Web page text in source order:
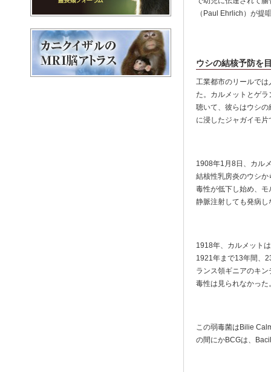
（Paul Ehrlich）が提
ウシの結核予防を
工業都市のリールで
た。カルメットとゲ
聴いて、彼らはウシ
に浸したジャガイモ
1908年1月8日、カル
結核性乳房炎のウシ
毒性が低下し始め、
静脈注射しても発病
1918年、カルメット
1921年まで13年間、
ランス領ギニアのキ
毒性は見られなかった
この弱毒菌はBilie
の間にかBCGは、